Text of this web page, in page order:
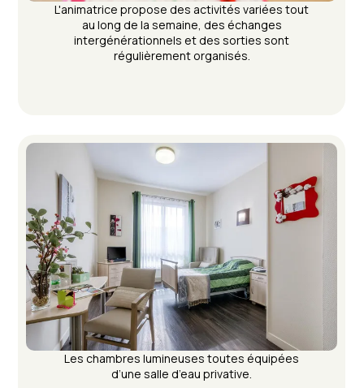
L'animatrice propose des activités variées tout
au long de la semaine, des échanges
intergénérationnels et des sorties sont
régulièrement organisés.
Les chambres lumineuses toutes équipées
d’une salle d’eau privative.